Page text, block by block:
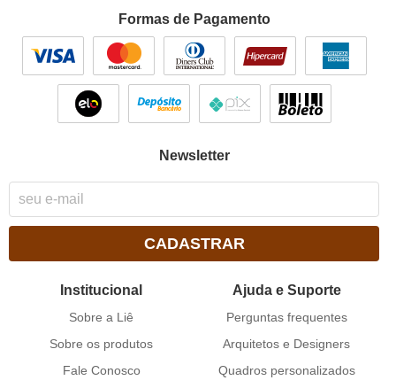
Formas de Pagamento
Newsletter
CADASTRAR
Institucional
Sobre a Liê
Sobre os produtos
Fale Conosco
Ajuda e Suporte
Perguntas frequentes
Arquitetos e Designers
Quadros personalizados